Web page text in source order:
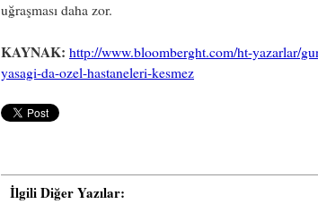
uğraşması daha zor.
KAYNAK: http://www.bloomberght.com/ht-yazarlar/
yasagi-da-ozel-hastaneleri-kesmez
İlgili Diğer Yazılar: